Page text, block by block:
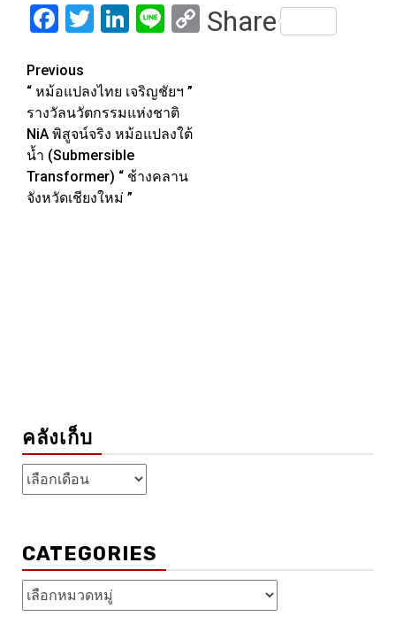
Facebook
Twitter
LinkedIn
LineCopy
Share
Post
navigation
Previous
“ หม้อแปลงไทย เจริญชัยฯ ”
รางวัลนวัตกรรมแห่งชาติ
NiA พิสูจน์จริง หม้อแปลงใต้
น้ำ (Submersible
Transformer) “ ช้างคลาน
จังหวัดเชียงใหม่ ”
คลังเก็บ
คลัง
เก็บ
CATEGORIES
Categories